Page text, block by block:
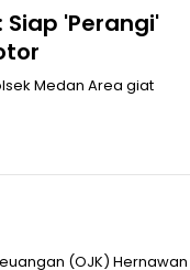
'Perangi'
Medan Area giat